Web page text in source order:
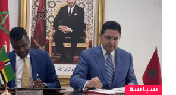
سياسة